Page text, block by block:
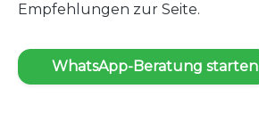
Empfehlungen zur Seite.
WhatsApp-Beratung starten